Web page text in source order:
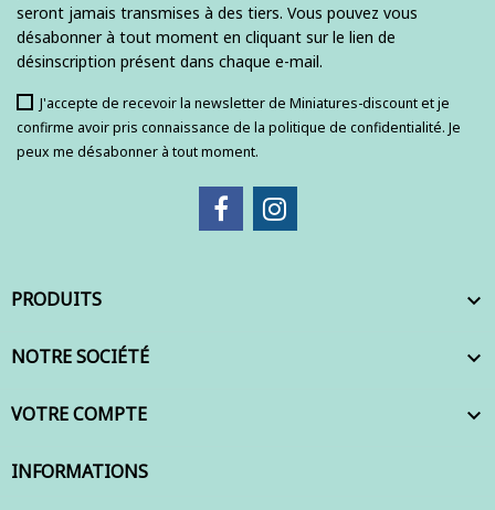
seront jamais transmises à des tiers. Vous pouvez vous
désabonner à tout moment en cliquant sur le lien de
désinscription présent dans chaque e-mail.
J'accepte de recevoir la newsletter de Miniatures-discount et je
confirme avoir pris connaissance de la politique de confidentialité. Je
peux me désabonner à tout moment.
PRODUITS 
NOTRE SOCIÉTÉ 
VOTRE COMPTE 
INFORMATIONS